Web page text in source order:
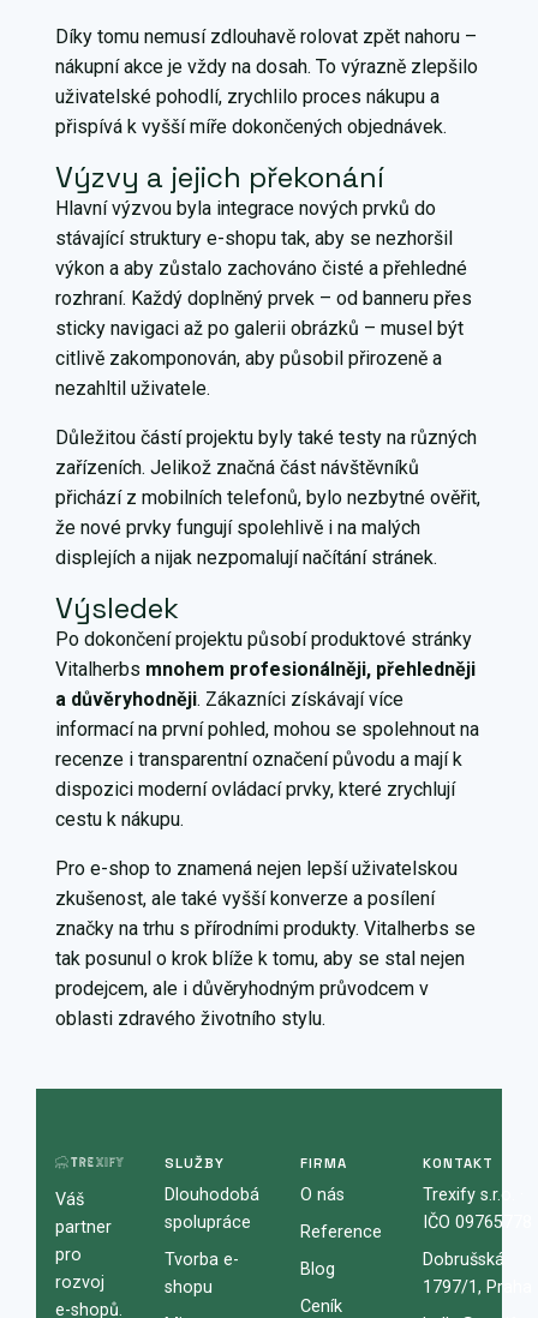
Díky tomu nemusí zdlouhavě rolovat zpět nahoru –
nákupní akce je vždy na dosah. To výrazně zlepšilo
uživatelské pohodlí, zrychlilo proces nákupu a
přispívá k vyšší míře dokončených objednávek.
Výzvy a jejich překonání
Hlavní výzvou byla integrace nových prvků do
stávající struktury e-shopu tak, aby se nezhoršil
výkon a aby zůstalo zachováno čisté a přehledné
rozhraní. Každý doplněný prvek – od banneru přes
sticky navigaci až po galerii obrázků – musel být
citlivě zakomponován, aby působil přirozeně a
nezahltil uživatele.
Důležitou částí projektu byly také testy na různých
zařízeních. Jelikož značná část návštěvníků
přichází z mobilních telefonů, bylo nezbytné ověřit,
že nové prvky fungují spolehlivě i na malých
displejích a nijak nezpomalují načítání stránek.
Výsledek
Po dokončení projektu působí produktové stránky
Vitalherbs mnohem profesionálněji, přehledněji
a důvěryhodněji. Zákazníci získávají více
informací na první pohled, mohou se spolehnout na
recenze i transparentní označení původu a mají k
dispozici moderní ovládací prvky, které zrychlují
cestu k nákupu.
Pro e-shop to znamená nejen lepší uživatelskou
zkušenost, ale také vyšší konverze a posílení
značky na trhu s přírodními produkty. Vitalherbs se
tak posunul o krok blíže k tomu, aby se stal nejen
prodejcem, ale i důvěryhodným průvodcem v
oblasti zdravého životního stylu.
Váš
partner
pro
rozvoj
e-shopů.
SLUŽBY
Dlouhodobá
spolupráce
Tvorba e-
shopu
FIRMA
O nás
Reference
Blog
Ceník
KONTAKT
Trexify s.r.o. ·
IČO 09765778
Dobrušská
1797/1, Praha